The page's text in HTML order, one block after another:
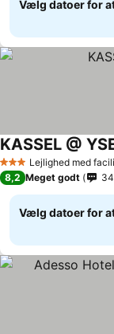
Vælg datoer for
3 StjernerLejlighed med
KASSEL @
8,2 Meget godt
Vælg datoer for